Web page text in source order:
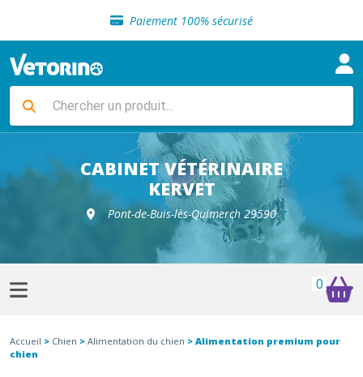
Paiement 100% sécurisé
Livraison gratuite en clinique vétérinaire
Sélection de croquettes vétérinaire
Livraison gratuite en clinique vétérinaire
Retour gratuit en clinique
Sélection de croquettes vétérinaire
CABINET VÉTÉRINAIRE
KERVET
Pont-de-Buis-lès-Quimerch 29590
0
Accueil > Chien > Alimentation du chien > Alimentation premium pour
chien